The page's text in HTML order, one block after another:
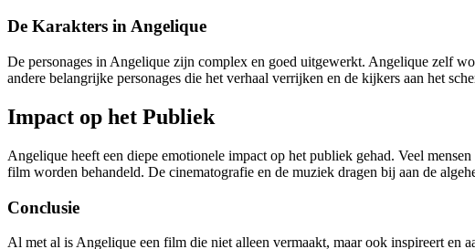
De Karakters in Angelique
De personages in Angelique zijn complex en goed uitgewerkt. Angelique zelf
andere belangrijke personages die het verhaal verrijken en de kijkers aan het
Impact op het Publiek
Angelique heeft een diepe emotionele impact op het publiek gehad. Veel
film worden behandeld. De cinematografie en de muziek dragen bij aan de
Conclusie
Al met al is Angelique een film die niet alleen vermaakt, maar ook inspireert en